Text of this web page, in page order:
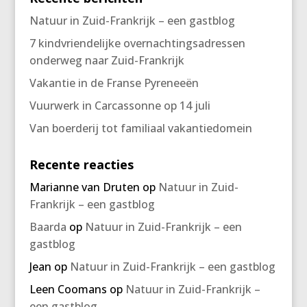
Natuur in Zuid-Frankrijk – een gastblog
7 kindvriendelijke overnachtingsadressen
onderweg naar Zuid-Frankrijk
Vakantie in de Franse Pyreneeën
Vuurwerk in Carcassonne op 14 juli
Van boerderij tot familiaal vakantiedomein
Recente reacties
Marianne van Druten op Natuur in Zuid-
Frankrijk – een gastblog
Baarda op Natuur in Zuid-Frankrijk – een
gastblog
Jean op Natuur in Zuid-Frankrijk – een gastblog
Leen Coomans op Natuur in Zuid-Frankrijk –